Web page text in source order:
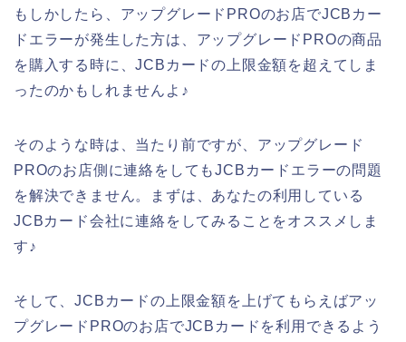
もしかしたら、アップグレードPROのお店でJCBカー
ドエラーが発生した方は、アップグレードPROの商品
を購入する時に、JCBカードの上限金額を超えてしま
ったのかもしれませんよ♪
そのような時は、当たり前ですが、アップグレード
PROのお店側に連絡をしてもJCBカードエラーの問題
を解決できません。まずは、あなたの利用している
JCBカード会社に連絡をしてみることをオススメしま
す♪
そして、JCBカードの上限金額を上げてもらえばアッ
プグレードPROのお店でJCBカードを利用できるよう